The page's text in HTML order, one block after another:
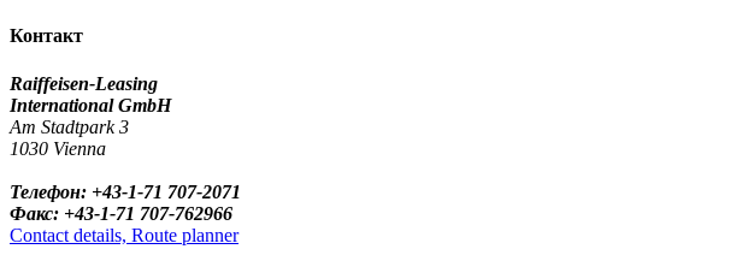
Контакт
Raiffeisen-Leasing
International GmbH
Am Stadtpark 3
1030 Vienna
Телефон: +43-1-71 707-2071
Факс: +43-1-71 707-762966
Contact details, Route planner